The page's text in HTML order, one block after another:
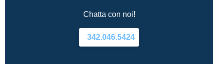
Chatta con noi!
342.046.5424